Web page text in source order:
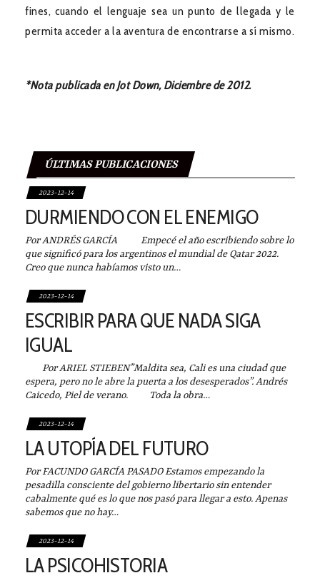
fines, cuando el lenguaje sea un punto de llegada y le
permita acceder a la aventura de encontrarse a sí mismo.
*Nota publicada en Jot Down, Diciembre de 2012.
ÚLTIMAS PUBLICACIONES
2023-12-14
DURMIENDO CON EL ENEMIGO
Por ANDRÉS GARCÍA Empecé el año escribiendo sobre lo
que significó para los argentinos el mundial de Qatar 2022.
Creo que nunca habíamos visto un…
2023-12-14
ESCRIBIR PARA QUE NADA SIGA
IGUAL
Por ARIEL STIEBEN”Maldita sea, Cali es una ciudad que
espera, pero no le abre la puerta a los desesperados”. Andrés
Caicedo, Piel de verano. Toda la obra…
2023-12-14
LA UTOPÍA DEL FUTURO
Por FACUNDO GARCÍA PASADO Estamos empezando la
pesadilla consciente del gobierno libertario sin entender
cabalmente qué es lo que nos pasó para llegar a esto. Apenas
sabemos que no hay…
2023-12-14
LA PSICOHISTORIA